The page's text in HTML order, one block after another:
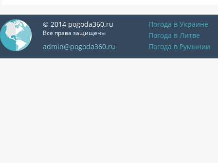
© 2014 pogoda360.ru
Все права защищены
admin@pogoda360.ru
Погода в Украине
Погода в Литве
Погода в Румынии